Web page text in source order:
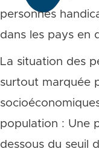
personnes
dans les pays en
La situation des
surtout marquée
population : Une
dessous du seuil